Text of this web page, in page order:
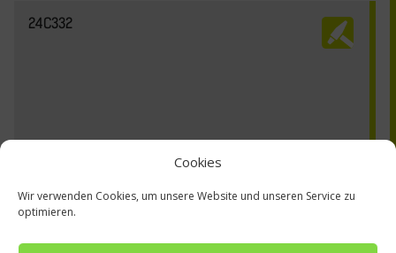
Cookies
Wir verwenden Cookies, um unsere Website und unseren Service zu
optimieren.
24C332